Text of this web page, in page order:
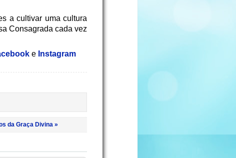
a cultivar uma cultura
Consagrada cada vez
e Instagram
da Graça Divina »